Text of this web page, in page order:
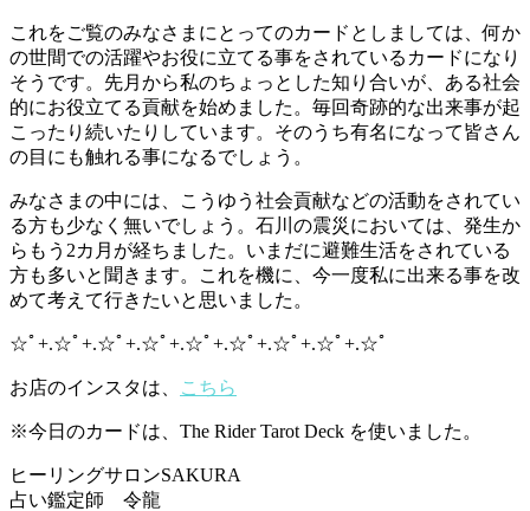
これをご覧のみなさまにとってのカードとしましては、何か
の世間での活躍やお役に立てる事をされているカードになり
そうです。先月から私のちょっとした知り合いが、ある社会
的にお役立てる貢献を始めました。毎回奇跡的な出来事が起
こったり続いたりしています。そのうち有名になって皆さん
の目にも触れる事になるでしょう。
みなさまの中には、こうゆう社会貢献などの活動をされてい
る方も少なく無いでしょう。石川の震災においては、発生か
らもう2カ月が経ちました。いまだに避難生活をされている
方も多いと聞きます。これを機に、今一度私に出来る事を改
めて考えて行きたいと思いました。
☆ﾟ+.☆ﾟ+.☆ﾟ+.☆ﾟ+.☆ﾟ+.☆ﾟ+.☆ﾟ+.☆ﾟ+.☆ﾟ
お店のインスタは、 こちら
※今日のカードは、 The Rider Tarot Deck を使いました。
ヒーリングサロンSAKURA
占い鑑定師 令龍